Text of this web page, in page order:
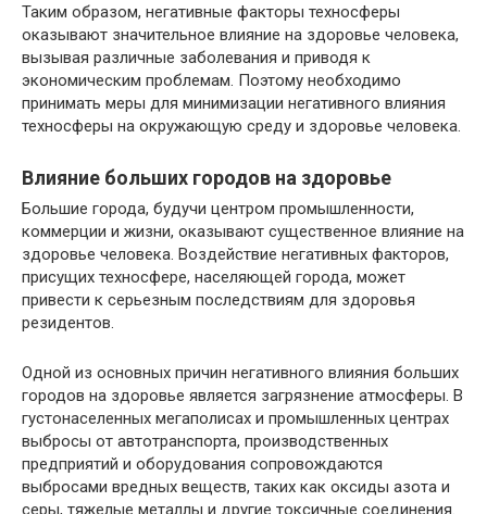
Таким образом, негативные факторы техносферы
оказывают значительное влияние на здоровье человека,
вызывая различные заболевания и приводя к
экономическим проблемам. Поэтому необходимо
принимать меры для минимизации негативного влияния
техносферы на окружающую среду и здоровье человека.
Влияние больших городов на здоровье
Большие города, будучи центром промышленности,
коммерции и жизни, оказывают существенное влияние на
здоровье человека. Воздействие негативных факторов,
присущих техносфере, населяющей города, может
привести к серьезным последствиям для здоровья
резидентов.
Одной из основных причин негативного влияния больших
городов на здоровье является загрязнение атмосферы. В
густонаселенных мегаполисах и промышленных центрах
выбросы от автотранспорта, производственных
предприятий и оборудования сопровождаются
выбросами вредных веществ, таких как оксиды азота и
серы, тяжелые металлы и другие токсичные соединения.